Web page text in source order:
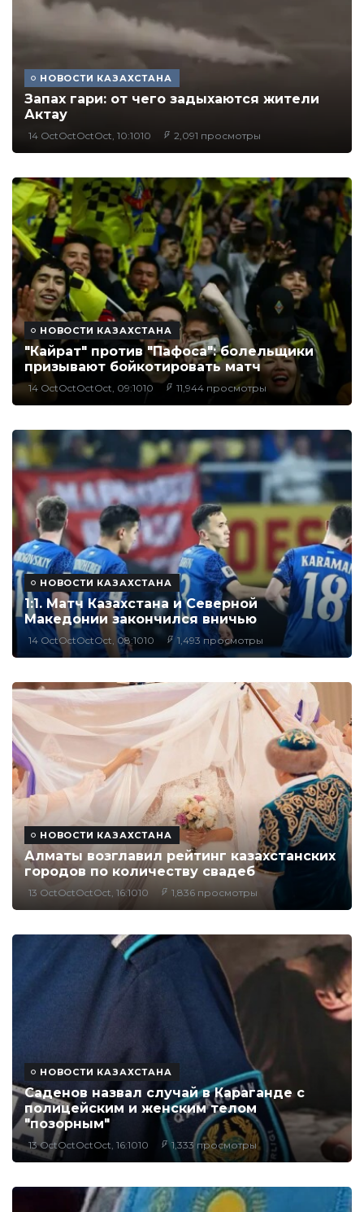
НОВОСТИ КАЗАХСТАНА
Запах гари: от чего задыхаются жители
Актау
14 OctOctOctOct, 10:1010 2,091 просмотры
НОВОСТИ КАЗАХСТАНА
"Кайрат" против "Пафоса": болельщики
призывают бойкотировать матч
14 OctOctOctOct, 09:1010 11,944 просмотры
НОВОСТИ КАЗАХСТАНА
1:1. Матч Казахстана и Северной
Македонии закончился вничью
14 OctOctOctOct, 08:1010 1,493 просмотры
НОВОСТИ КАЗАХСТАНА
Алматы возглавил рейтинг казахстанских
городов по количеству свадеб
13 OctOctOctOct, 16:1010 1,836 просмотры
НОВОСТИ КАЗАХСТАНА
Саденов назвал случай в Караганде с
полицейским и женским телом
"позорным"
13 OctOctOctOct, 16:1010 1,333 просмотры